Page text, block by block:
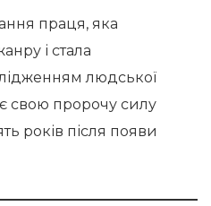
праця, яка
і стала
людської
свою пророчу силу
років після появи